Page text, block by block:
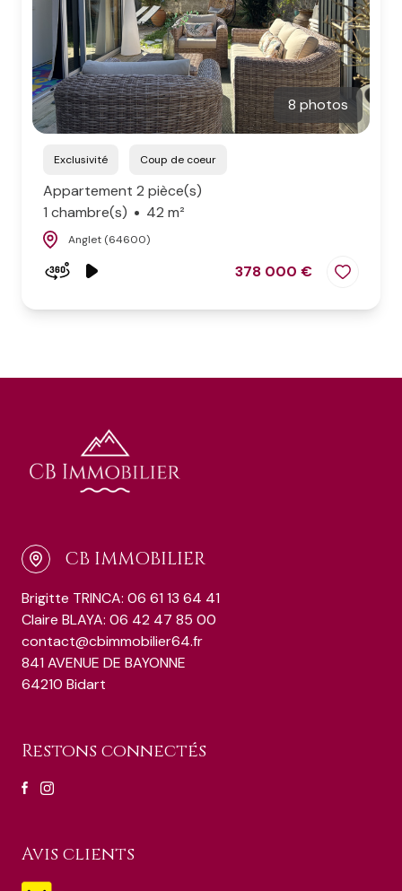
8 photos
Exclusivité Coup de coeur
Appartement 2 pièce(s)
1 chambre(s)
42 m²
Anglet (64600)
378 000 €
CB IMMOBILIER
Brigitte TRINCA: 06 61 13 64 41
Claire BLAYA: 06 42 47 85 00
contact@cbimmobilier64.fr
841 AVENUE DE BAYONNE
64210 Bidart
Restons connectés
Avis clients